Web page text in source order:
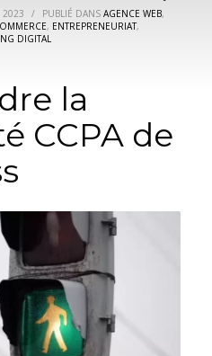
2023 / PUBLIÉ DANS AGENCE WEB,
, ENTREPRENEURIAT,
DIGITAL
la
CCPA de